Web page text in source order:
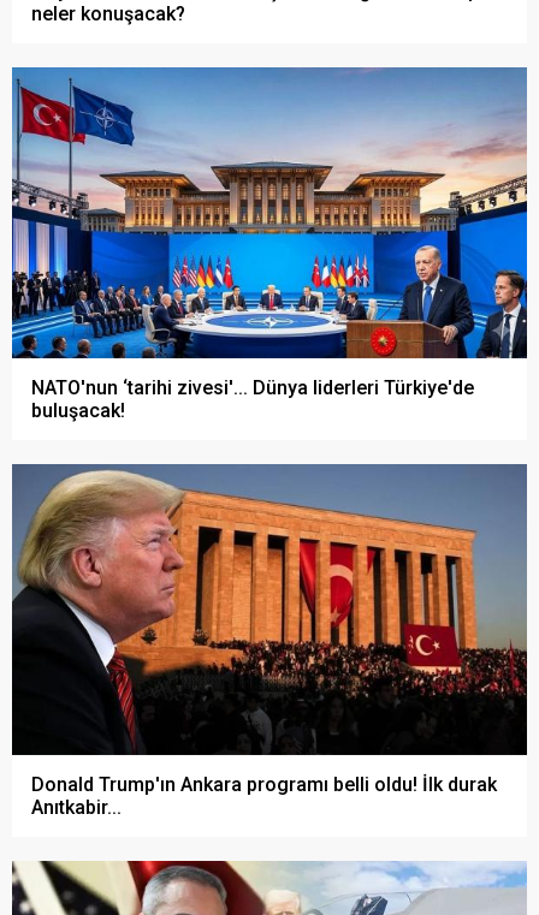
neler konuşacak?
NATO'nun ‘tarihi zivesi'... Dünya liderleri Türkiye'de
buluşacak!
Donald Trump'ın Ankara programı belli oldu! İlk durak
Anıtkabir...